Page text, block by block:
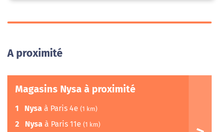
A proximité
Magasins Nysa à proximité
1 Nysa à Paris 4e (1 km)
2 Nysa à Paris 11e (1 km)